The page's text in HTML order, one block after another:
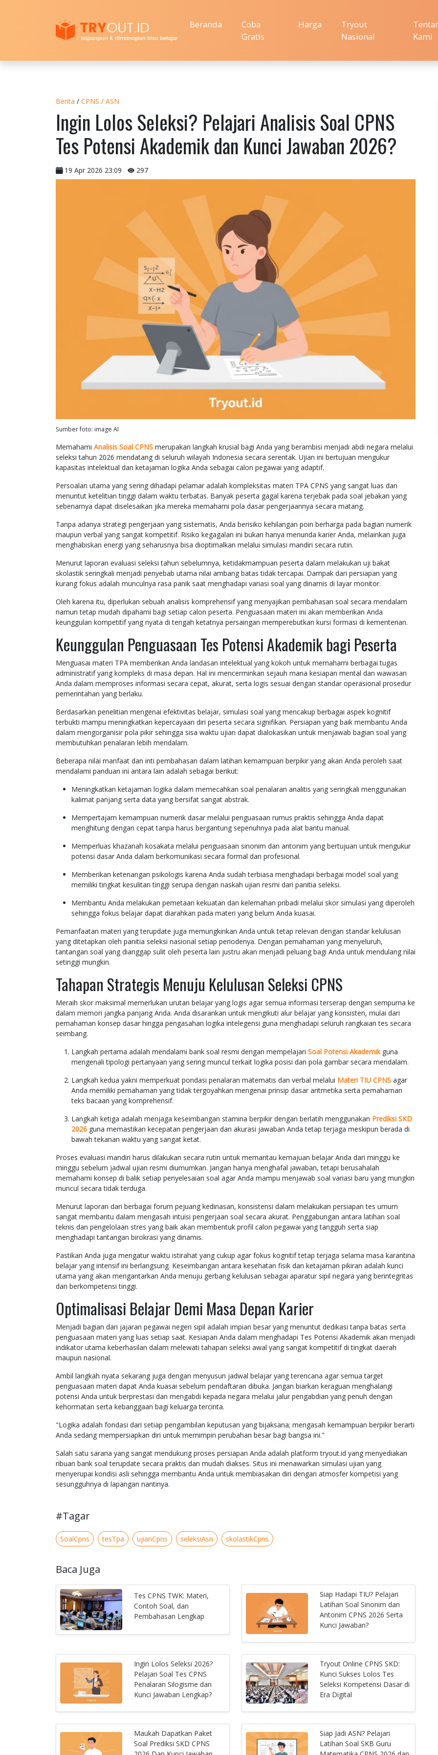
Beranda
Coba
Gratis
Harga
Tryout
Nasional
Kami
Berita / CPNS / ASN
Ingin Lolos Seleksi? Pelajari Analisis Soal CPNS
Tes Potensi Akademik dan Kunci Jawaban 2026?
19 Apr 2026 23:09 297
Sumber foto: image AI
Memahami Analisis Soal CPNS merupakan langkah krusial bagi Anda yang berambisi menjadi abdi negara melalui
seleksi tahun 2026 mendatang di seluruh wilayah Indonesia secara serentak. Ujian ini bertujuan mengukur
kapasitas intelektual dan ketajaman logika Anda sebagai calon pegawai yang adaptif.
Persoalan utama yang sering dihadapi pelamar adalah kompleksitas materi TPA CPNS yang sangat luas dan
menuntut ketelitian tinggi dalam waktu terbatas. Banyak peserta gagal karena terjebak pada soal jebakan yang
sebenarnya dapat diselesaikan jika mereka memahami pola dasar pengerjaannya secara matang.
Tanpa adanya strategi pengerjaan yang sistematis, Anda berisiko kehilangan poin berharga pada bagian numerik
maupun verbal yang sangat kompetitif. Risiko kegagalan ini bukan hanya menunda karier Anda, melainkan juga
menghabiskan energi yang seharusnya bisa dioptimalkan melalui simulasi mandiri secara rutin.
Menurut laporan evaluasi seleksi tahun sebelumnya, ketidakmampuan peserta dalam melakukan uji bakat
skolastik seringkali menjadi penyebab utama nilai ambang batas tidak tercapai. Dampak dari persiapan yang
kurang fokus adalah munculnya rasa panik saat menghadapi variasi soal yang dinamis di layar monitor.
Oleh karena itu, diperlukan sebuah analisis komprehensif yang menyajikan pembahasan soal secara mendalam
namun tetap mudah dipahami bagi setiap calon peserta. Penguasaan materi ini akan memberikan Anda
keunggulan kompetitif yang nyata di tengah ketatnya persaingan memperebutkan kursi formasi di kementerian.
Keunggulan Penguasaan Tes Potensi Akademik bagi Peserta
Menguasai materi TPA memberikan Anda landasan intelektual yang kokoh untuk memahami berbagai tugas
administratif yang kompleks di masa depan. Hal ini mencerminkan sejauh mana kesiapan mental dan wawasan
Anda dalam memproses informasi secara cepat, akurat, serta logis sesuai dengan standar operasional prosedur
pemerintahan yang berlaku.
Berdasarkan penelitian mengenai efektivitas belajar, simulasi soal yang mencakup berbagai aspek kognitif
terbukti mampu meningkatkan kepercayaan diri peserta secara signifikan. Persiapan yang baik membantu Anda
dalam mengorganisir pola pikir sehingga sisa waktu ujian dapat dialokasikan untuk menjawab bagian soal yang
membutuhkan penalaran lebih mendalam.
Beberapa nilai manfaat dan inti pembahasan dalam latihan kemampuan berpikir yang akan Anda peroleh saat
mendalami panduan ini antara lain adalah sebagai berikut:
Meningkatkan ketajaman logika dalam memecahkan soal penalaran analitis yang seringkali menggunakan
kalimat panjang serta data yang bersifat sangat abstrak.
Mempertajam kemampuan numerik dasar melalui penguasaan rumus praktis sehingga Anda dapat
menghitung dengan cepat tanpa harus bergantung sepenuhnya pada alat bantu manual.
Memperluas khazanah kosakata melalui penguasaan sinonim dan antonim yang bertujuan untuk mengukur
potensi dasar Anda dalam berkomunikasi secara formal dan profesional.
Memberikan ketenangan psikologis karena Anda sudah terbiasa menghadapi berbagai model soal yang
memiliki tingkat kesulitan tinggi serupa dengan naskah ujian resmi dari panitia seleksi.
Membantu Anda melakukan pemetaan kekuatan dan kelemahan pribadi melalui skor simulasi yang diperoleh
sehingga fokus belajar dapat diarahkan pada materi yang belum Anda kuasai.
Pemanfaatan materi yang terupdate juga memungkinkan Anda untuk tetap relevan dengan standar kelulusan
yang ditetapkan oleh panitia seleksi nasional setiap periodenya. Dengan pemahaman yang menyeluruh,
tantangan soal yang dianggap sulit oleh peserta lain justru akan menjadi peluang bagi Anda untuk mendulang nilai
setinggi mungkin.
Tahapan Strategis Menuju Kelulusan Seleksi CPNS
Meraih skor maksimal memerlukan urutan belajar yang logis agar semua informasi terserap dengan sempurna ke
dalam memori jangka panjang Anda. Anda disarankan untuk mengikuti alur belajar yang konsisten, mulai dari
pemahaman konsep dasar hingga pengasahan logika intelegensi guna menghadapi seluruh rangkaian tes secara
seimbang.
Langkah pertama adalah mendalami bank soal resmi dengan mempelajari Soal Potensi Akademikguna
mengenali tipologi pertanyaan yang sering muncul terkait logika posisi dan pola gambar secara mendalam.
Langkah kedua yakni memperkuat pondasi penalaran matematis dan verbal melalui Materi TIU CPNS agar
Anda memiliki pemahaman yang tidak tergoyahkan mengenai prinsip dasar aritmetika serta pemahaman
teks bacaan yang komprehensif.
Langkah ketiga adalah menjaga keseimbangan stamina berpikir dengan berlatih menggunakan Prediksi SKD
2026 guna memastikan kecepatan pengerjaan dan akurasi jawaban Anda tetap terjaga meskipun berada di
bawah tekanan waktu yang sangat ketat.
Proses evaluasi mandiri harus dilakukan secara rutin untuk memantau kemajuan belajar Anda dari minggu ke
minggu sebelum jadwal ujian resmi diumumkan. Jangan hanya menghafal jawaban, tetapi berusahalah
memahami konsep di balik setiap penyelesaian soal agar Anda mampu menjawab soal variasi baru yang mungkin
muncul secara tidak terduga.
Menurut laporan dari berbagai forum pejuang kedinasan, konsistensi dalam melakukan persiapan tes umum
sangat membantu dalam mengasah intuisi pengerjaan soal secara akurat. Penggabungan antara latihan soal
teknis dan pengelolaan stres yang baik akan membentuk profil calon pegawai yang tangguh serta siap
menghadapi tantangan birokrasi yang dinamis.
Pastikan Anda juga mengatur waktu istirahat yang cukup agar fokus kognitif tetap terjaga selama masa karantina
belajar yang intensif ini berlangsung. Keseimbangan antara kesehatan fisik dan ketajaman pikiran adalah kunci
utama yang akan mengantarkan Anda menuju gerbang kelulusan sebagai aparatur sipil negara yang berintegritas
dan berkompetensi tinggi.
Optimalisasi Belajar Demi Masa Depan Karier
Menjadi bagian dari jajaran pegawai negeri sipil adalah impian besar yang menuntut dedikasi tanpa batas serta
penguasaan materi yang luas setiap saat. Kesiapan Anda dalam menghadapi Tes Potensi Akademik akan menjadi
indikator utama keberhasilan dalam melewati tahapan seleksi awal yang sangat kompetitif di tingkat daerah
maupun nasional.
Ambil langkah nyata sekarang juga dengan menyusun jadwal belajar yang terencana agar semua target
penguasaan materi dapat Anda kuasai sebelum pendaftaran dibuka. Jangan biarkan keraguan menghalangi
potensi Anda untuk berprestasi dan mengabdi kepada negara melalui jalur pengabdian yang penuh dengan
kehormatan serta kebanggaan bagi keluarga tercinta.
"Logika adalah fondasi dari setiap pengambilan keputusan yang bijaksana; mengasah kemampuan berpikir berarti
Anda sedang mempersiapkan diri untuk memimpin perubahan besar bagi bangsa ini."
Salah satu sarana yang sangat mendukung proses persiapan Anda adalah platform tryout.id yang menyediakan
ribuan bank soal terupdate secara praktis dan mudah diakses. Situs ini menawarkan simulasi ujian yang
menyerupai kondisi asli sehingga membantu Anda untuk membiasakan diri dengan atmosfer kompetisi yang
sesungguhnya di lapangan nantinya.
#Tagar
SoalCpns tesTpa ujianCpns seleksiAsn skolastikCpns
Baca Juga
Tes CPNS TWK: Materi,
Contoh Soal, dan
Pembahasan Lengkap
Siap Hadapi TIU? Pelajari
Latihan Soal Sinonim dan
Antonim CPNS 2026 Serta
Kunci Jawaban?
Ingin Lolos Seleksi 2026?
Pelajari Soal Tes CPNS
Penalaran Silogisme dan
Kunci Jawaban Lengkap?
Tryout Online CPNS SKD:
Kunci Sukses Lolos Tes
Seleksi Kompetensi Dasar di
Era Digital
Maukah Dapatkan Paket
Soal Prediksi SKD CPNS
Siap Jadi ASN? Pelajari
Latihan Soal SKB Guru